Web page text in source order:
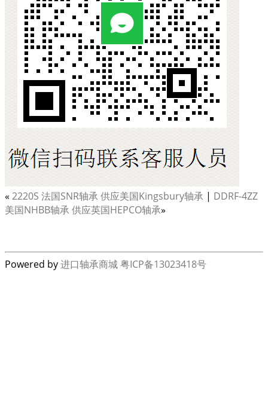
« 2220S 法国SNR轴承 供应美国Kingsbury轴承 | DDRF-4ZZ
美国NHBB轴承 供应英国HEPCO轴承»
Powered by进口轴承商城粤ICP备13023418号